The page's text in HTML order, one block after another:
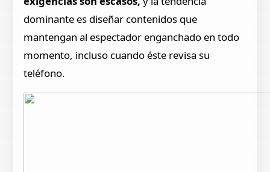
dominante es diseñar contenidos que
mantengan al espectador enganchado en todo
momento, incluso cuando éste revisa su
teléfono.